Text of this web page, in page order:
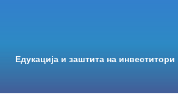
Едукација и заштита на инвеститори